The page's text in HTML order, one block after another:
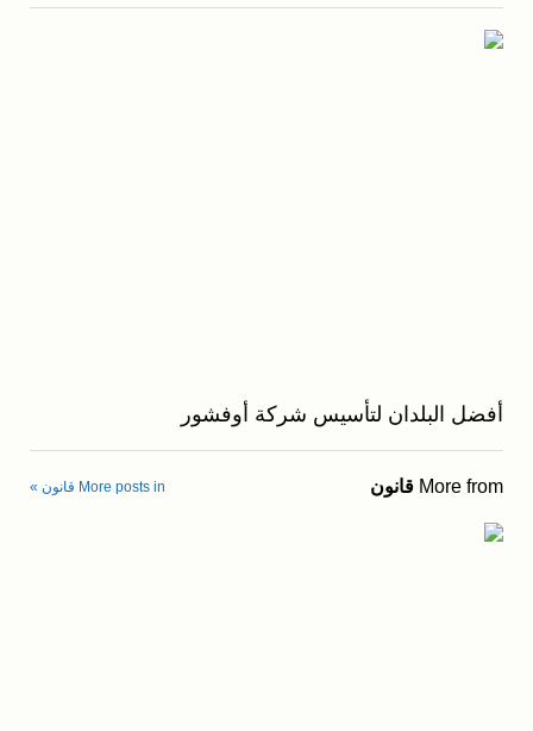
أفضل البلدان لتأسيس شركة أوفشور
More from قانون More posts in قانون »